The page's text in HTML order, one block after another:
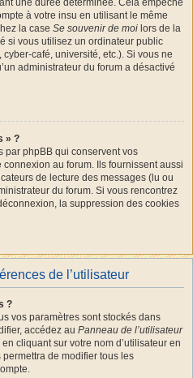
une durée déterminée. Cela empêche
à votre insu en utilisant le même
la case Se souvenir de moi lors de la
si vous utilisez un ordinateur public
café, université, etc.). Si vous ne
administrateur du forum a désactivé
» ?
par phpBB qui conservent vos
au forum. Ils fournissent aussi
de lecture des messages (lu ou
du forum. Si vous rencontrez
la suppression des cookies
de l’utilisateur
?
vos paramètres sont stockés dans
accédez au Panneau de l’utilisateur
cliquant sur votre nom d’utilisateur en
de modifier tous les